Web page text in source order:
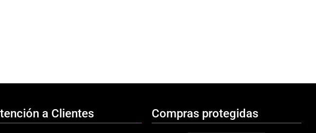
a Clientes Compras protegidas